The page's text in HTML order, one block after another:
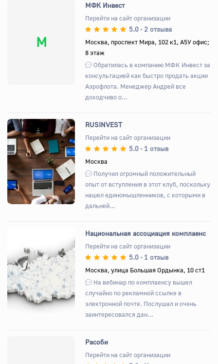
М
МФК Инвест
Перейти на сайт организации
5.0 • 2 отзыва
Москва, проспект Мира, 102 к1, А5У офис;
8 этаж
Обратилась в компанию МФК Инвест за
консультацией как быстро продать акции
Аэрофлота. Менеджер Андрей все
доходчиво о...
Назад Вперед
RUSINVEST
Перейти на сайт организации
5.0 • 1 отзыв
Москва
Получил огромный положительный
опыт от вступления в этот клуб, поскольку
нашел единомышленников, с которыми в
дальней...
Назад Вперед
Национальная ассоциация комплаенс
Перейти на сайт организации
5.0 • 1 отзыв
Москва, улица Большая Ордынка, 10 ст1
На вебинар по комплаенсу вышел
случайно по рекламной ссылке в
электронной почте. Послушал и очень
заинтересовался дан...
Расоби
Перейти на сайт организации